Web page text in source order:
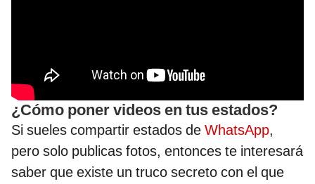
¿Cómo poner videos en tus estados?
Si sueles compartir estados de WhatsApp,
pero solo publicas fotos, entonces te interesará
saber que existe un truco secreto con el que